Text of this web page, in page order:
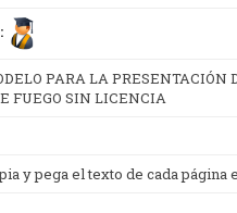
PARA LA PRESENTACIÓN
FUEGO SIN LICENCIA
y pega el texto de cada